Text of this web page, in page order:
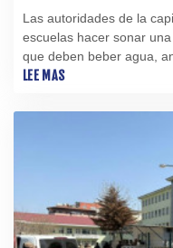
Las autoridades de la
escuelas hacer sonar
que deben beber agua,
los 40 ºC.
LEE MAS